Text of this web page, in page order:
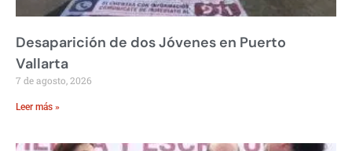
Desaparición de dos Jóvenes en Puerto
Vallarta
7 de agosto, 2026
Leer más »